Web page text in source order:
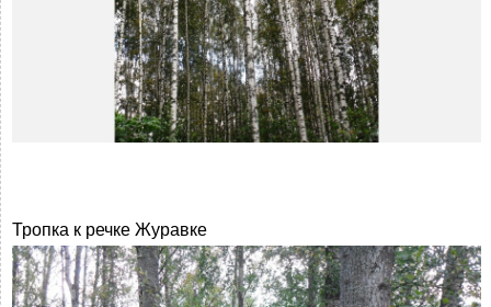
Тропка к речке Журавке